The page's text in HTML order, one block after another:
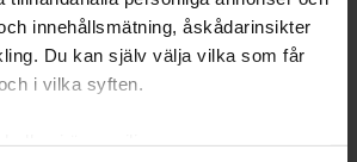
innehållsmätning, åskådarinsikter
Du kan själv välja vilka som får
i vilka syften.